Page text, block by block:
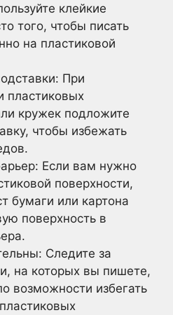
клейкие
того, чтобы писать
на пластиковой
При
пластиковых
кружек подложите
чтобы избежать
Если вам нужно
поверхности,
бумаги или картона
поверхность в
Следите за
на которых вы пишете,
возможности избегать